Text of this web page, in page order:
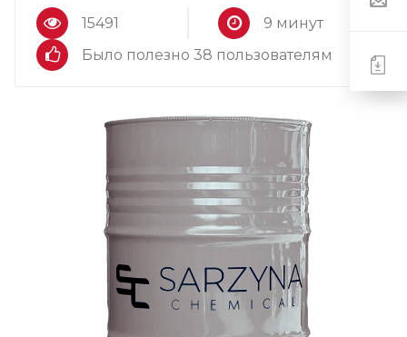
15491
9 минут
Было полезно 38 пользователям